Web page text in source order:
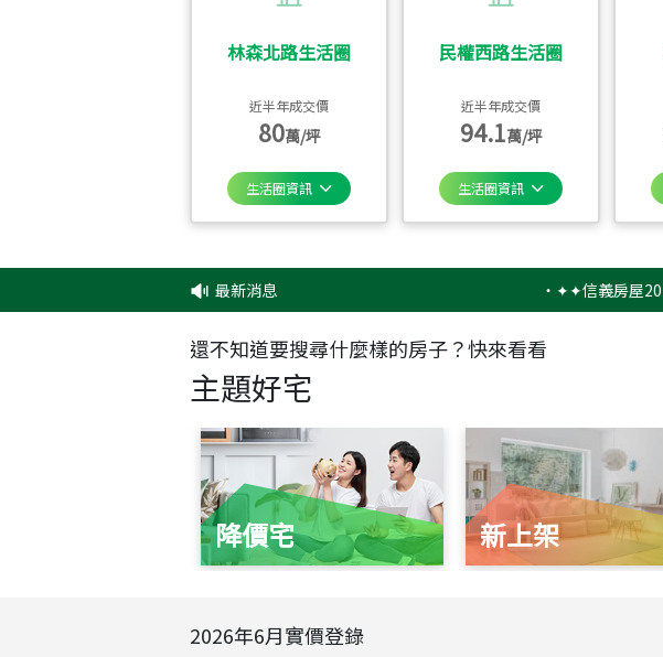
林森北路生活圈
近半年成交價
80萬/坪
生活圈資訊
民權西路生活圈
近半年成交價
94.1萬/坪
生活圈資訊
最新消息 ✦✦信義房屋2026品
還不知道要搜尋什麼樣的房子？快來看看
主題好宅
降價宅 新上架
2026年6月實價登錄